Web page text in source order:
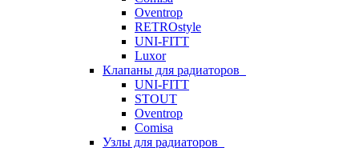
Oventrop
RETROstyle
UNI-FITT
Luxor
Клапаны для радиаторов
UNI-FITT
STOUT
Oventrop
Comisa
Узлы для радиаторов